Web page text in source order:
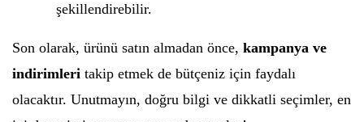
şekillendirebilir.
Son olarak, ürünü satın almadan önce, kampanya ve
indirimleri takip etmek de bütçeniz için faydalı
olacaktır. Unutmayın, doğru bilgi ve dikkatli seçimler, en